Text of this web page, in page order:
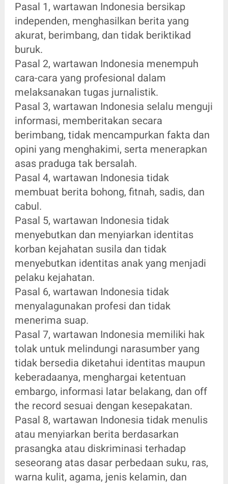
Pasal 1, wartawan Indonesia bersikap
independen, menghasilkan berita yang
akurat, berimbang, dan tidak beriktikad
buruk.
Pasal 2, wartawan Indonesia menempuh
cara-cara yang profesional dalam
melaksanakan tugas jurnalistik.
Pasal 3, wartawan Indonesia selalu menguji
informasi, memberitakan secara
berimbang, tidak mencampurkan fakta dan
opini yang menghakimi, serta menerapkan
asas praduga tak bersalah.
Pasal 4, wartawan Indonesia tidak
membuat berita bohong, fitnah, sadis, dan
cabul.
Pasal 5, wartawan Indonesia tidak
menyebutkan dan menyiarkan identitas
korban kejahatan susila dan tidak
menyebutkan identitas anak yang menjadi
pelaku kejahatan.
Pasal 6, wartawan Indonesia tidak
menyalagunakan profesi dan tidak
menerima suap.
Pasal 7, wartawan Indonesia memiliki hak
tolak untuk melindungi narasumber yang
tidak bersedia diketahui identitas maupun
keberadaanya, menghargai ketentuan
embargo, informasi latar belakang, dan off
the record sesuai dengan kesepakatan.
Pasal 8, wartawan Indonesia tidak menulis
atau menyiarkan berita berdasarkan
prasangka atau diskriminasi terhadap
seseorang atas dasar perbedaan suku, ras,
warna kulit, agama, jenis kelamin, dan